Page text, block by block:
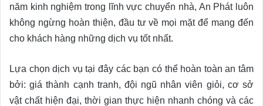
năm kinh nghiệm trong lĩnh vực chuyển nhà, An Phát luôn
không ngừng hoàn thiện, đầu tư về mọi mặt để mang đến
cho khách hàng những dịch vụ tốt nhất.
Lựa chọn dịch vụ tại đây các bạn có thể hoàn toàn an tâm
bởi: giá thành cạnh tranh, đội ngũ nhân viên giỏi, cơ sở
vật chất hiện đại, thời gian thực hiện nhanh chóng và các